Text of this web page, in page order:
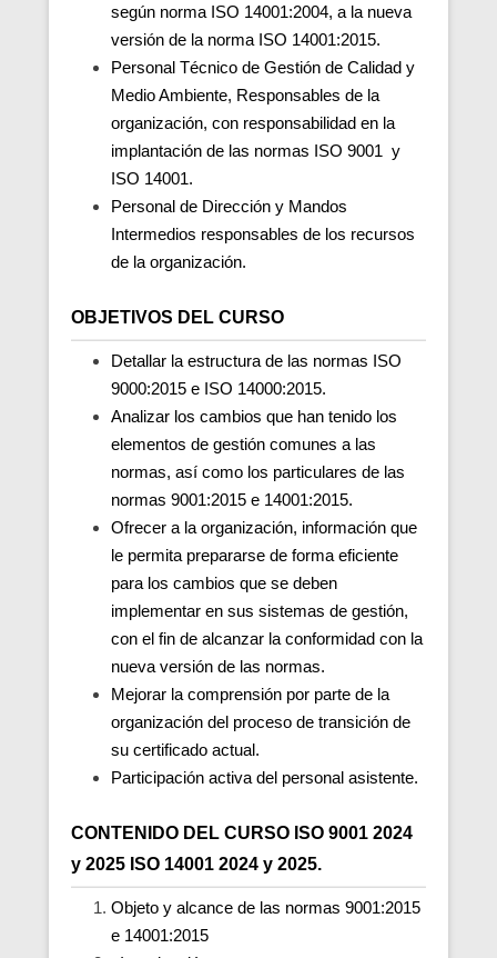
según norma ISO 14001:2004, a la nueva
versión de la norma ISO 14001:2015.
Personal Técnico de Gestión de Calidad y
Medio Ambiente, Responsables de la
organización, con responsabilidad en la
implantación de las normas ISO 9001 y
ISO 14001.
Personal de Dirección y Mandos
Intermedios responsables de los recursos
de la organización.
OBJETIVOS DEL CURSO
Detallar la estructura de las normas ISO
9000:2015 e ISO 14000:2015.
Analizar los cambios que han tenido los
elementos de gestión comunes a las
normas, así como los particulares de las
normas 9001:2015 e 14001:2015.
Ofrecer a la organización, información que
le permita prepararse de forma eficiente
para los cambios que se deben
implementar en sus sistemas de gestión,
con el fin de alcanzar la conformidad con la
nueva versión de las normas.
Mejorar la comprensión por parte de la
organización del proceso de transición de
su certificado actual.
Participación activa del personal asistente.
CONTENIDO DEL CURSO ISO 9001 2024
y 2025 ISO 14001 2024 y 2025.
Objeto y alcance de las normas 9001:2015
e 14001:2015